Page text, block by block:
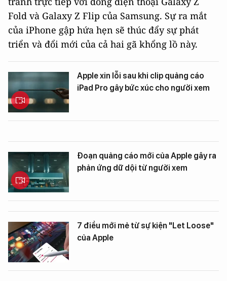
Fold và Galaxy Z Flip của Samsung. Sự ra mắt
của iPhone gập hứa hẹn sẽ thúc đẩy sự phát
triển và đổi mới của cả hai gã khổng lồ này.
Apple xin lỗi sau khi clip quảng cáo
iPad Pro gây bức xúc cho người xem
Đoạn quảng cáo mới của Apple gây ra
phản ứng dữ dội từ người xem
7 điều mới mẻ từ sự kiện "Let Loose"
của Apple